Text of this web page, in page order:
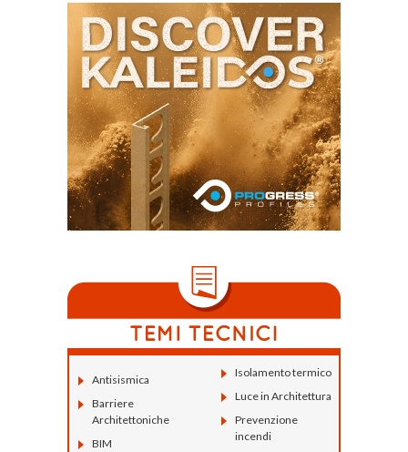
Antisismica
Barriere
Architettoniche
BIM
Isolamento termico
Luce in Architettura
Prevenzione
incendi